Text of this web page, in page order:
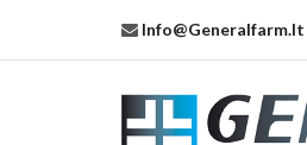
Info@generalfarm.it